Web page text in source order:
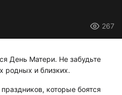
267
День Матери. Не забудьте
родных и близких.
которые боятся